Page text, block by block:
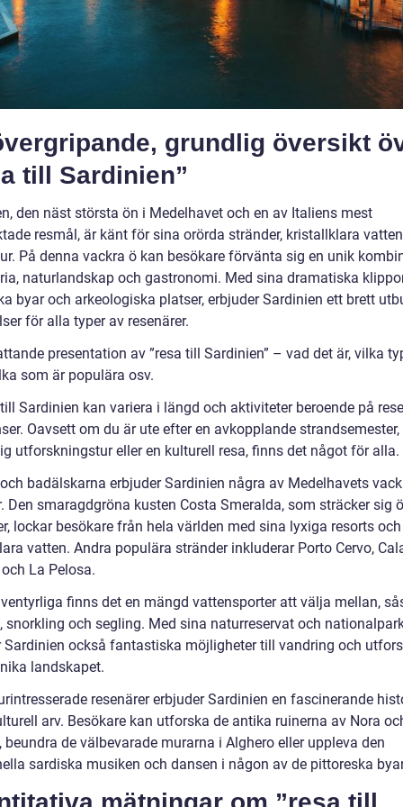
grundlig översikt
till Sardinien”
den näst största ön i Medelhavet och en av Italiens mest
resmål, är känt för sina orörda stränder, kristallklara
På denna vackra ö kan besökare förvänta sig en unik
naturlandskap och gastronomi. Med sina dramatiska
byar och arkeologiska platser, erbjuder Sardinien ett brett
för alla typer av resenärer.
presentation av ”resa till Sardinien” – vad det är, vilka
som är populära osv.
Sardinien kan variera i längd och aktiviteter beroende på
Oavsett om du är ute efter en avkopplande strandsemester,
utforskningstur eller en kulturell resa, finns det något för alla.
badälskarna erbjuder Sardinien några av Medelhavets
Den smaragdgröna kusten Costa Smeralda, som sträcker sig
lockar besökare från hela världen med sina lyxiga resorts och
vatten. Andra populära stränder inkluderar Porto Cervo,
La Pelosa.
finns det en mängd vattensporter att välja mellan,
snorkling och segling. Med sina naturreservat och
Sardinien också fantastiska möjligheter till vandring och
landskapet.
resenärer erbjuder Sardinien en fascinerande
arv. Besökare kan utforska de antika ruinerna av Nora
beundra de välbevarade murarna i Alghero eller uppleva den
sardiska musiken och dansen i någon av de pittoreska